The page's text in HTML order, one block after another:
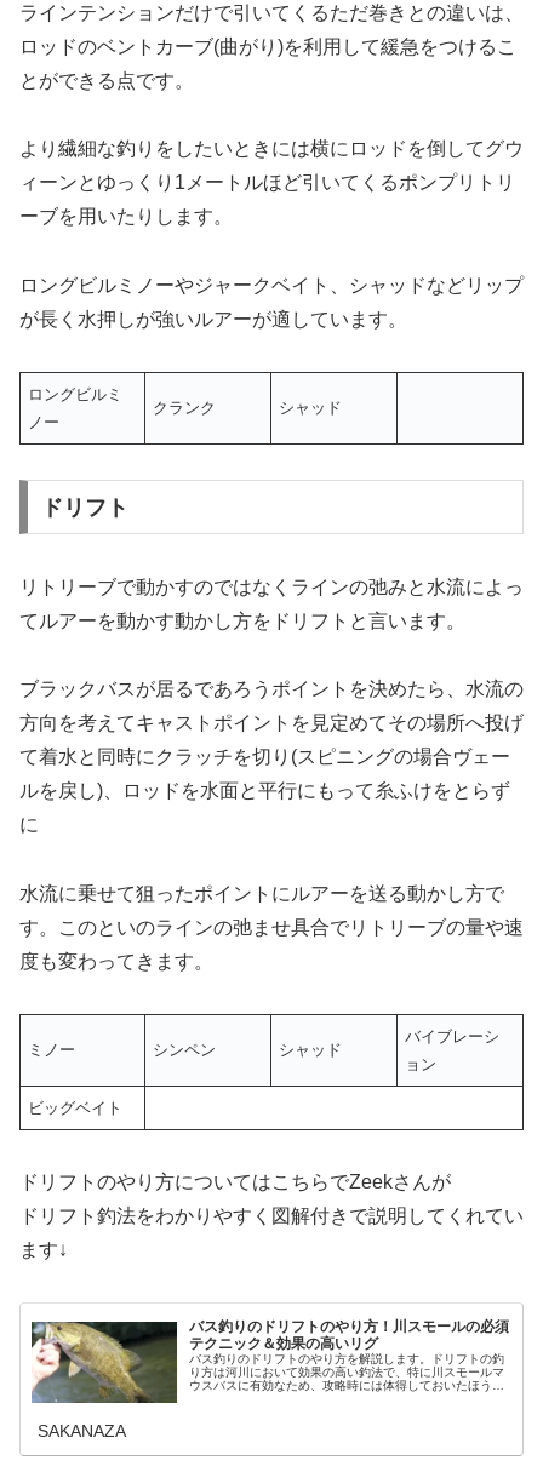
ラインテンションだけで引いてくるただ巻きとの違いは、
ロッドのベントカーブ(曲がり)を利用して緩急をつけるこ
とができる点です。
より繊細な釣りをしたいときには横にロッドを倒してグウ
ィーンとゆっくり1メートルほど引いてくるポンプリトリ
ーブを用いたりします。
ロングビルミノーやジャークベイト、シャッドなどリップ
が長く水押しが強いルアーが適しています。
ロングビルミ
ノー
クランク シャッド
ドリフト
リトリーブで動かすのではなくラインの弛みと水流によっ
てルアーを動かす動かし方をドリフトと言います。
ブラックバスが居るであろうポイントを決めたら、水流の
方向を考えてキャストポイントを見定めてその場所へ投げ
て着水と同時にクラッチを切り(スピニングの場合ヴェー
ルを戻し)、ロッドを水面と平行にもって糸ふけをとらず
に
水流に乗せて狙ったポイントにルアーを送る動かし方で
す。このといのラインの弛ませ具合でリトリーブの量や速
度も変わってきます。
ミノー シンペン シャッド
バイブレーシ
ョン
ビッグベイト
ドリフトのやり方についてはこちらでZeekさんが
ドリフト釣法をわかりやすく図解付きで説明してくれてい
ます↓
バス釣りのドリフトのやり方！川スモールの必須
テクニック＆効果の高いリグ
バス釣りのドリフトのやり方を解説します。ドリフトの釣
り方は河川において効果の高い釣法で、特に川スモールマ
ウスバスに有効なため、攻略時には体得しておいたほうが
SAKANAZA